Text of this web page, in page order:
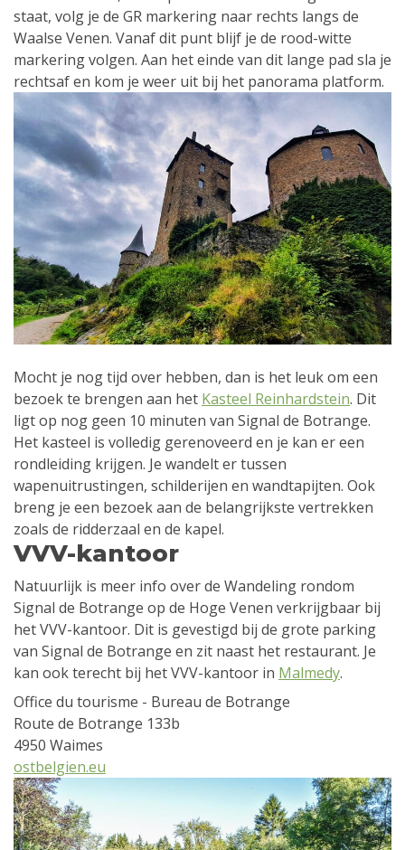
staat, volg je de GR markering naar rechts langs de
Waalse Venen. Vanaf dit punt blijf je de rood-witte
markering volgen. Aan het einde van dit lange pad sla je
rechtsaf en kom je weer uit bij het panorama platform.
Mocht je nog tijd over hebben, dan is het leuk om een
bezoek te brengen aan het Kasteel Reinhardstein. Dit
ligt op nog geen 10 minuten van Signal de Botrange.
Het kasteel is volledig gerenoveerd en je kan er een
rondleiding krijgen. Je wandelt er tussen
wapenuitrustingen, schilderijen en wandtapijten. Ook
breng je een bezoek aan de belangrijkste vertrekken
zoals de ridderzaal en de kapel.
VVV-kantoor
Natuurlijk is meer info over de Wandeling rondom
Signal de Botrange op de Hoge Venen verkrijgbaar bij
het VVV-kantoor. Dit is gevestigd bij de grote parking
van Signal de Botrange en zit naast het restaurant. Je
kan ook terecht bij het VVV-kantoor in Malmedy.
Office du tourisme - Bureau de Botrange
Route de Botrange 133b
4950 Waimes
ostbelgien.eu